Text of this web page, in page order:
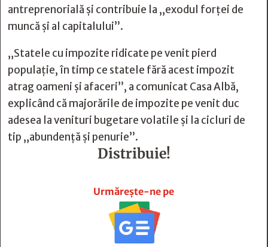
antreprenorială și contribuie la „exodul forței de
muncă și al capitalului”.
„Statele cu impozite ridicate pe venit pierd
populație, în timp ce statele fără acest impozit
atrag oameni și afaceri”, a comunicat Casa Albă,
explicând că majorările de impozite pe venit duc
adesea la venituri bugetare volatile și la cicluri de
tip „abundență și penurie”.
Distribuie!
Urmărește-ne pe